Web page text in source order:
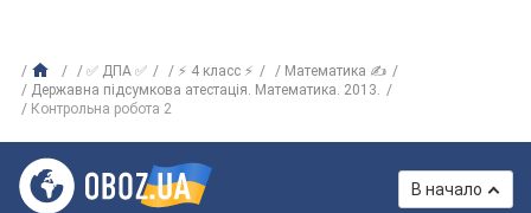
✅ ДПА ✅ ⚡ 4 класс ⚡
Математика ✍
Державна підсумкова атестація. Математика. 2013.
Контрольна робота 2
В начало